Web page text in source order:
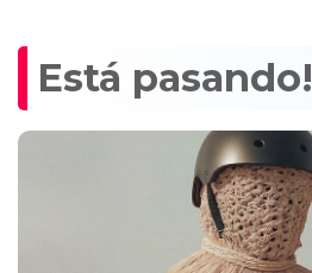
Está pasando!